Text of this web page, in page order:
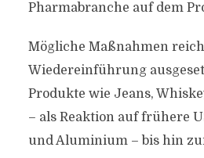
Pharmabranche auf dem
Mögliche Maßnahmen
Wiedereinführung
Produkte wie Jeans,
– als Reaktion auf frühere
und Aluminium – bis hin